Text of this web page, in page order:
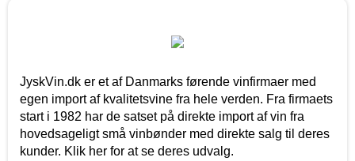
JyskVin.dk er et af Danmarks førende vinfirmaer med
egen import af kvalitetsvine fra hele verden. Fra firmaets
start i 1982 har de satset på direkte import af vin fra
hovedsageligt små vinbønder med direkte salg til deres
kunder. Klik her for at se deres udvalg.